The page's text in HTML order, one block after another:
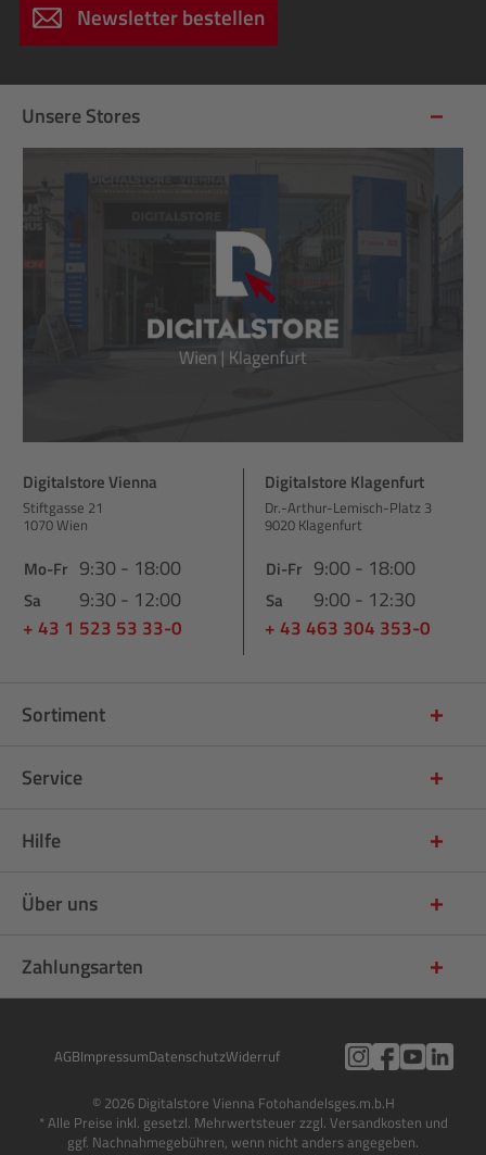
Newsletter bestellen
Unsere Stores
Digitalstore Vienna
Stiftgasse 21
1070 Wien
Mo-Fr 9:30 - 18:00
Sa 9:30 - 12:00
+ 43 1 523 53 33-0
Digitalstore Klagenfurt
Dr.-Arthur-Lemisch-Platz 3
9020 Klagenfurt
Di-Fr 9:00 - 18:00
Sa 9:00 - 12:30
+ 43 463 304 353-0
Sortiment
Service
Hilfe
Über uns
Zahlungsarten
AGBImpressumDatenschutzWiderruf
© 2026 Digitalstore Vienna Fotohandelsges.m.b.H
* Alle Preise inkl. gesetzl. Mehrwertsteuer zzgl. Versandkosten und
ggf. Nachnahmegebühren, wenn nicht anders angegeben.